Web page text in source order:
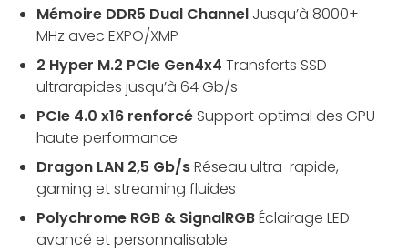
Mémoire DDR5 Dual Channel Jusqu’à 8000+
MHz avec EXPO/XMP
2 Hyper M.2 PCIe Gen4x4 Transferts SSD
ultrarapides jusqu’à 64 Gb/s
PCIe 4.0 x16 renforcé Support optimal des GPU
haute performance
Dragon LAN 2,5 Gb/sRéseau ultra-rapide,
gaming et streaming fluides
Polychrome RGB & SignalRGBÉclairage LED
avancé et personnalisable